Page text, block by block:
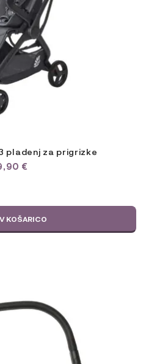
pladenj za prigrizke
€
KOŠARICO